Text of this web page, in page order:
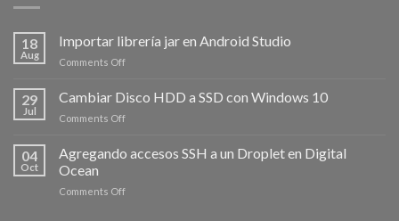
18
Aug
Importar librería jar en Android Studio
Comments Offon
librería
jar
en
Studio
29
Jul
Cambiar Disco HDD a SSD con Windows 10
Comments Offon
HDD
SSD
04
Oct
Agregando accesos SSH a un Droplet en Digital
Ocean
Comments Offon